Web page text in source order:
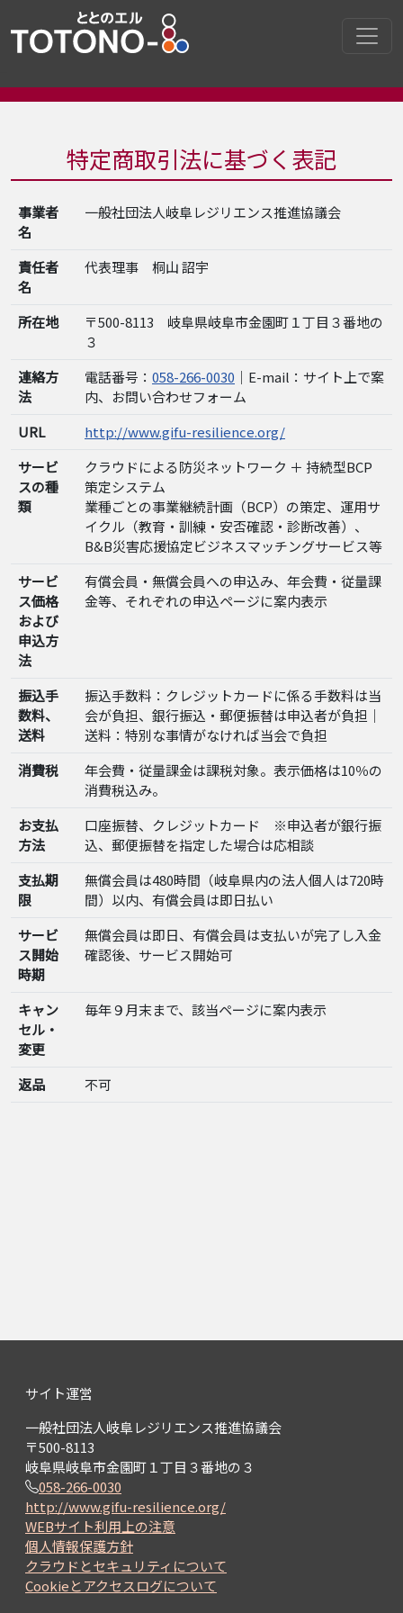
特定商取引法に基づく表記
事業者
名
一般社団法人岐阜レジリエンス推進協議会
責任者
名
代表理事 桐山 詔宇
所在地
〒500-8113 岐阜県岐阜市金園町１丁目３番地の
３
連絡方
法
電話番号： 058-266-0030 ｜E-mail：サイト上で案
内、お問い合わせフォーム
URL
http://www.gifu-resilience.org/
サービ
スの種
類
クラウドによる防災ネットワーク ＋ 持続型BCP
策定システム
業種ごとの事業継続計画（BCP）の策定、運用サ
イクル（教育・訓練・安否確認・診断改善）、
B&B災害応援協定ビジネスマッチングサービス等
サービ
ス価格
および
申込方
法
有償会員・無償会員への申込み、年会費・従量課
金等、それぞれの申込ページに案内表示
振込手
数料、
送料
振込手数料：クレジットカードに係る手数料は当
会が負担、銀行振込・郵便振替は申込者が負担｜
送料：特別な事情がなければ当会で負担
消費税
年会費・従量課金は課税対象。表示価格は10％の
消費税込み。
お支払
方法
口座振替、クレジットカード ※申込者が銀行振
込、郵便振替を指定した場合は応相談
支払期
限
無償会員は480時間（岐阜県内の法人個人は720時
間）以内、有償会員は即日払い
サービ
ス開始
時期
無償会員は即日、有償会員は支払いが完了し入金
確認後、サービス開始可
キャン
セル・
変更
毎年９月末まで、該当ページに案内表示
返品 不可
サイト運営
一般社団法人岐阜レジリエンス推進協議会
〒500-8113
岐阜県岐阜市金園町１丁目３番地の３
058-266-0030
http://www.gifu-resilience.org/
WEBサイト利用上の注意
個人情報保護方針
クラウドとセキュリティについて
Cookieとアクセスログについて